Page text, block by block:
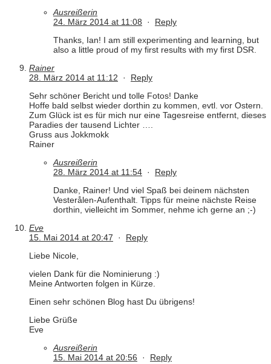
Ausreißerin
24. März 2014 at 11:08 · Reply
Thanks, Ian! I am still experimenting and learning, but
also a little proud of my first results with my first DSR.
Rainer
28. März 2014 at 11:12 · Reply
Sehr schöner Bericht und tolle Fotos! Danke
Hoffe bald selbst wieder dorthin zu kommen, evtl. vor Ostern.
Zum Glück ist es für mich nur eine Tagesreise entfernt, dieses
Paradies der tausend Lichter ….
Gruss aus Jokkmokk
Rainer
Ausreißerin
28. März 2014 at 11:54 · Reply
Danke, Rainer! Und viel Spaß bei deinem nächsten
Vesterålen-Aufenthalt. Tipps für meine nächste Reise
dorthin, vielleicht im Sommer, nehme ich gerne an ;-)
Eve
15. Mai 2014 at 20:47 · Reply
Liebe Nicole,
vielen Dank für die Nominierung :)
Meine Antworten folgen in Kürze.
Einen sehr schönen Blog hast Du übrigens!
Liebe Grüße
Eve
Ausreißerin
15. Mai 2014 at 20:56 · Reply